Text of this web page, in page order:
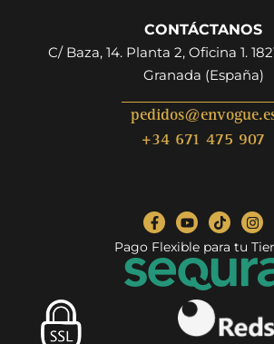
CONTÁCTANOS
C/ Baza, 14. Planta 2, Oficina 1.
Granada (España)
+34 671 475 907
Pago Flexible para tu